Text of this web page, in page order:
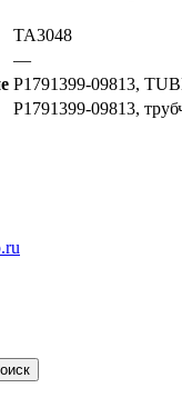
TA3048
—
P1791399-09813,
P1791399-09813,